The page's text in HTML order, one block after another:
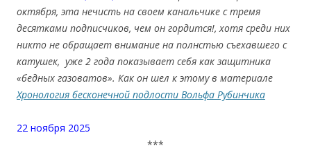
октября, эта нечисть на своем канальчике с тремя
десятками подписчиков, чем он гордится!, хотя среди них
никто не обращает внимание на полнстью съехавшего с
катушек, уже 2 года показывает себя как защитника
«бедных газоватов». Как он шел к этому в материале
Хронология бесконечной подлости Вольфа Рубинчика
22 ноября 2025
***